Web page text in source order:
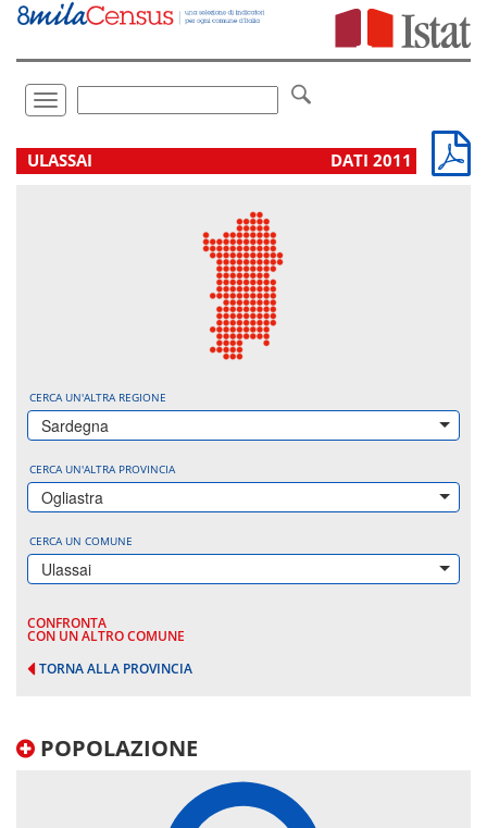
Vai
direttamente
Toggle
navigation
ULASSAI DATI 2011
CERCA UN'ALTRA REGIONE
Sardegna
CERCA UN'ALTRA PROVINCIA
Ogliastra
CERCA UN COMUNE
Ulassai
CONFRONTA
CON UN ALTRO COMUNE
TORNA ALLA PROVINCIA
POPOLAZIONE